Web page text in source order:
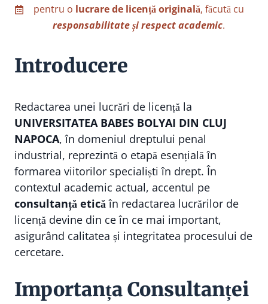
pentru o lucrare de licență originală, făcută cu
responsabilitate și respect academic.
Introducere
Redactarea unei lucrări de licență la
UNIVERSITATEA BABES BOLYAI DIN CLUJ
NAPOCA, în domeniul dreptului penal
industrial, reprezintă o etapă esențială în
formarea viitorilor specialiști în drept. În
contextul academic actual, accentul pe
consultanță eticăîn redactarea lucrărilor de
licență devine din ce în ce mai important,
asigurând calitatea și integritatea procesului de
cercetare.
Importanța Consultanței